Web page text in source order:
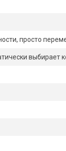
просто
выбирает